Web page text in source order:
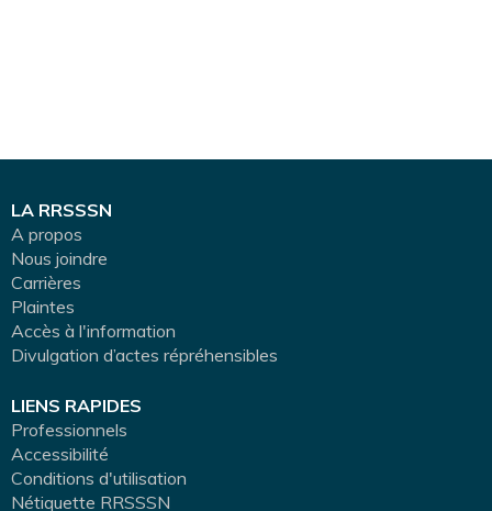
LA RRSSSN
A propos
Nous joindre
Carrières
Plaintes
Accès à l'information
Divulgation d’actes répréhensibles
LIENS RAPIDES
Professionnels
Accessibilité
Conditions d'utilisation
Nétiquette RRSSSN